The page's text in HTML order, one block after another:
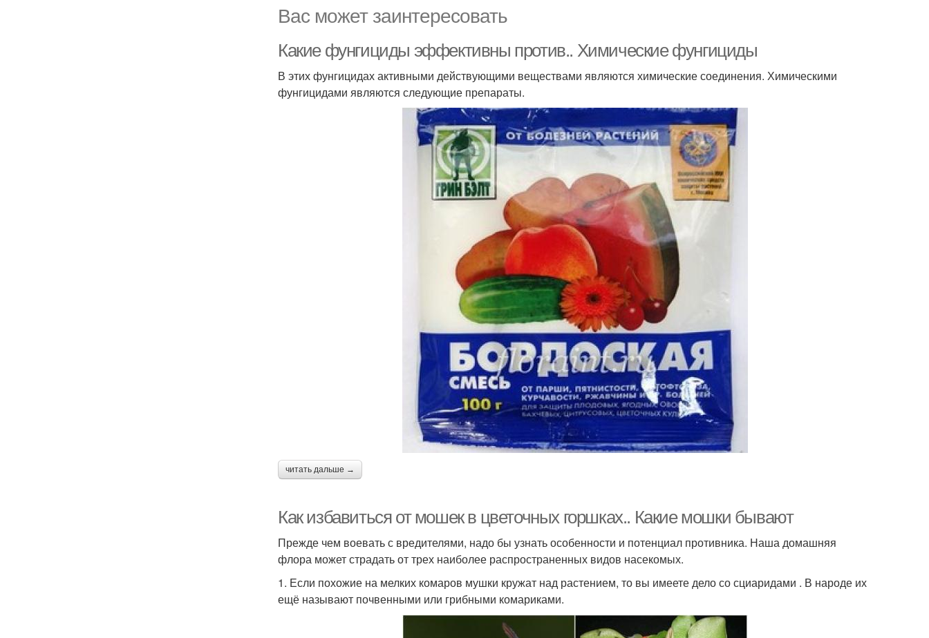
Вас может заинтересовать
Какие фунгициды эффективны против.. Химические фунгициды
В этих фунгицидах активными действующими веществами являются химические соединения. Химическими
фунгицидами являются следующие препараты.
читать дальше →
Как избавиться от мошек в цветочных горшках.. Какие мошки бывают
Прежде чем воевать с вредителями, надо бы узнать особенности и потенциал противника. Наша домашняя
флора может страдать от трех наиболее распространенных видов насекомых.
1. Если похожие на мелких комаров мушки кружат над растением, то вы имеете дело со сциаридами . В народе их
ещё называют почвенными или грибными комариками.